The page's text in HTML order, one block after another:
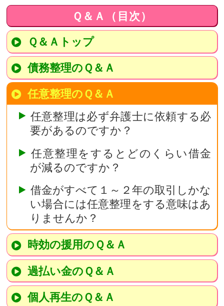
Ｑ＆Ａ（目次）
Ｑ＆Ａトップ
債務整理のＱ＆Ａ
任意整理のＱ＆Ａ
任意整理は必ず弁護士に依頼する必
要があるのですか？
任意整理をするとどのくらい借金
が減るのですか？
借金がすべて１～２年の取引しかな
い場合には任意整理をする意味はあ
りませんか？
時効の援用のＱ＆Ａ
過払い金のＱ＆Ａ
個人再生のＱ＆Ａ